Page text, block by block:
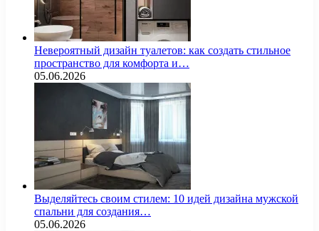
Невероятный дизайн туалетов: как создать стильное
пространство для комфорта и…
05.06.2026
Выделяйтесь своим стилем: 10 идей дизайна мужской
спальни для создания…
05.06.2026